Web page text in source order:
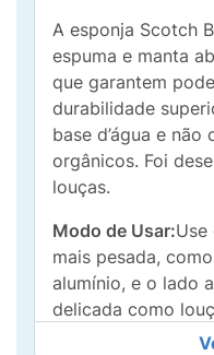
A esponja Scotch
espuma e manta
que garantem
durabilidade
base d’água e
orgânicos. Foi
louças.
Modo de Usar:
mais pesada,
alumínio, e o lado
delicada como
talheres, entre